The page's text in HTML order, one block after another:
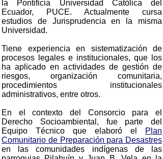
la Pontificia Universidad Católica del
Ecuador, PUCE. Actualmente cursa
estudios de Jurisprudencia en la misma
Universidad.
Tiene experiencia en sistematización de
procesos legales e institucionales, que los
ha aplicado en actividades de gestión de
riesgos, organización comunitaria,
procedimientos institucionales
administrativos, entre otros.
En el contexto del Consorcio para el
Derecho Socioambiental, fue parte del
Equipo Técnico que elaboró el
Plan
Comunitario de Preparación para Desastres
en las comunidades indígenas de las